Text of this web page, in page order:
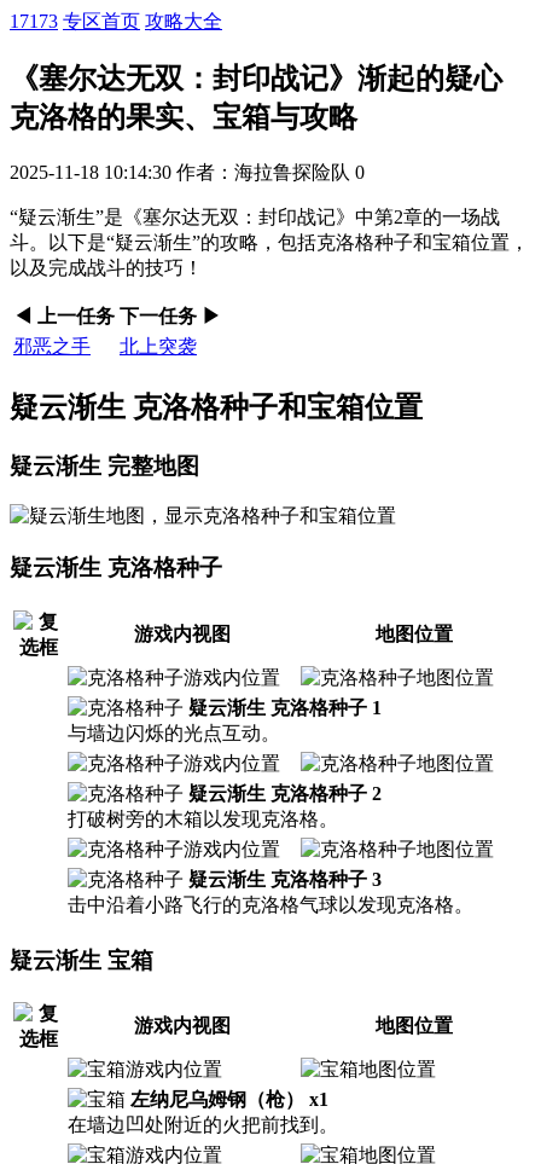
17173 专区首页 攻略大全
《塞尔达无双：封印战记》渐起的疑心
克洛格的果实、宝箱与攻略
2025-11-18 10:14:30 作者：海拉鲁探险队 0
“疑云渐生”是《塞尔达无双：封印战记》中第2章的一场战
斗。以下是“疑云渐生”的攻略，包括克洛格种子和宝箱位置，
以及完成战斗的技巧！
◀ 上一任务 下一任务 ▶
邪恶之手
北上突袭
疑云渐生 克洛格种子和宝箱位置
疑云渐生 完整地图
疑云渐生 克洛格种子
游戏内视图 地图位置
疑云渐生 克洛格种子 1
与墙边闪烁的光点互动。
疑云渐生 克洛格种子 2
打破树旁的木箱以发现克洛格。
疑云渐生 克洛格种子 3
击中沿着小路飞行的克洛格气球以发现克洛格。
疑云渐生 宝箱
游戏内视图 地图位置
左纳尼乌姆钢（枪） x1
在墙边凹处附近的火把前找到。